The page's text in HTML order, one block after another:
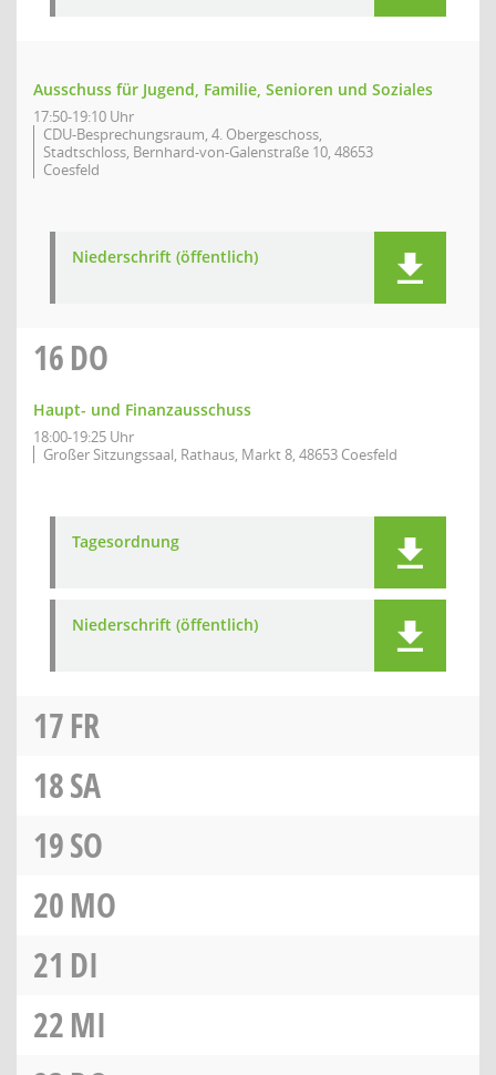
Ausschuss für Jugend, Familie, Senioren und Soziales
17:50-19:10 Uhr
CDU-Besprechungsraum, 4. Obergeschoss,
Stadtschloss, Bernhard-von-Galenstraße 10, 48653
Coesfeld
Niederschrift (öffentlich)
16DO
Haupt- und Finanzausschuss
18:00-19:25 Uhr
Großer Sitzungssaal, Rathaus, Markt 8, 48653 Coesfeld
Tagesordnung
Niederschrift (öffentlich)
17FR
18SA
19SO
20MO
21 DI
22MI